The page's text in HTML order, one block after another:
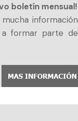
boletín mensual!
información
a formar parte de